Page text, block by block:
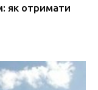
як отримати